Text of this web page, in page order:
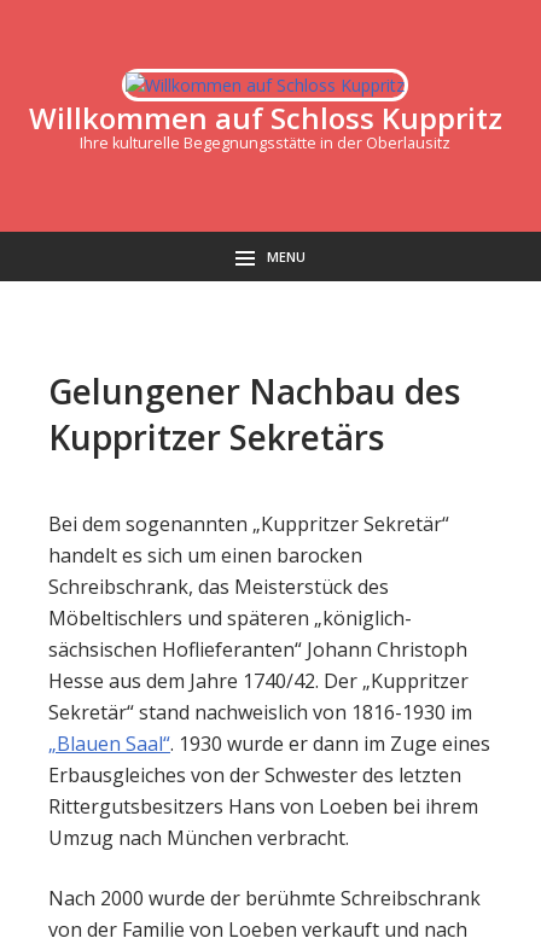
Willkommen auf Schloss Kuppritz
Ihre kulturelle Begegnungsstätte in der Oberlausitz
MENU
Gelungener Nachbau des
Kuppritzer Sekretärs
Bei dem sogenannten „Kuppritzer Sekretär“
handelt es sich um einen barocken
Schreibschrank, das Meisterstück des
Möbeltischlers und späteren „königlich-
sächsischen Hoflieferanten“ Johann Christoph
Hesse aus dem Jahre 1740/42. Der „Kuppritzer
Sekretär“ stand nachweislich von 1816-1930 im
„Blauen Saal“. 1930 wurde er dann im Zuge eines
Erbausgleiches von der Schwester des letzten
Rittergutsbesitzers Hans von Loeben bei ihrem
Umzug nach München verbracht.
Nach 2000 wurde der berühmte Schreibschrank
von der Familie von Loeben verkauft und nach